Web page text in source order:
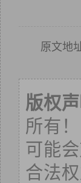
原文地
版权
所有
可能
合法